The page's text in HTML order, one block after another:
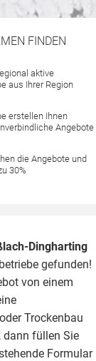
FINDEN
aktive
aus Ihrer Region
erstellen Ihnen
Angebote
die Angebote und
30%
Dingharting
gefunden!
von einem
oder Trockenbau
dann füllen Sie
Formular